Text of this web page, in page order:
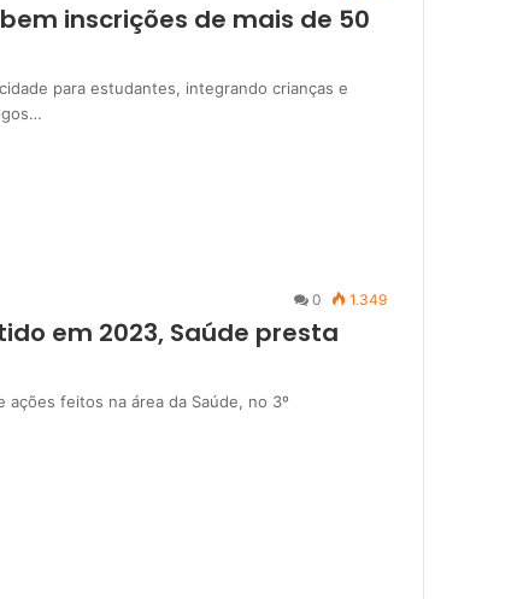
inscrições de mais de 50
para estudantes, integrando crianças e
0 1.349
em 2023, Saúde presta
feitos na área da Saúde, no 3º